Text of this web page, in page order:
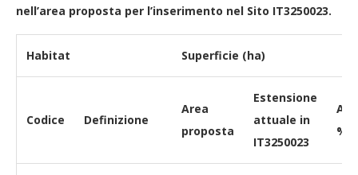
nell’area proposta per l’inserimento nel Sito IT3250023.
Habitat Superficie (ha)
Codice Definizione
Area
proposta
Estensione
attuale in
IT3250023
%